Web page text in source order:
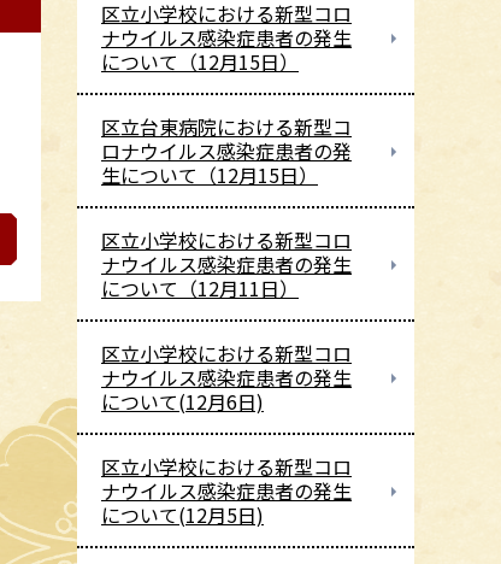
区立小学校における新型コロ
ナウイルス感染症患者の発生
について（12月15日）
区立台東病院における新型コ
ロナウイルス感染症患者の発
生について（12月15日）
区立小学校における新型コロ
ナウイルス感染症患者の発生
について（12月11日）
区立小学校における新型コロ
ナウイルス感染症患者の発生
について(12月6日)
区立小学校における新型コロ
ナウイルス感染症患者の発生
について(12月5日)